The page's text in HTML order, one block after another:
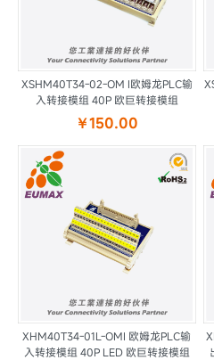
XSHM40T34-02-OM I欧姆龙PLC输
入转接模组 40P 欧巨转接模组
￥150.00
XHM40T34-01L-OMI 欧姆龙PLC输
入转接模组 40P LED 欧巨转接模组